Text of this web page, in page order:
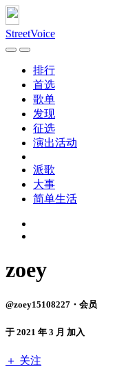
StreetVoice
排行
首选
歌单
发现
征选
演出活动
派歌
大事
简单生活
zoey
@zoey15108227・会员
于 2021 年 3 月 加入
＋ 关注